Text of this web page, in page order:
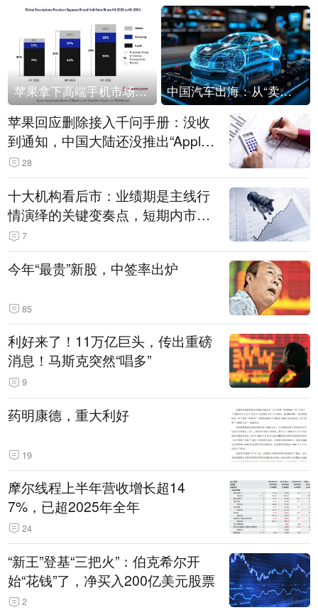
苹果拿下高端手机市场65%的份额：iPhone 17系列功不可没 中国汽车出海：从“卖出去”到“走进去”
苹果回应删除接入千问手册：没收
到通知，中国大陆还没推出“Apple
智能使用千问”功能
28
十大机构看后市：业绩期是主线行
情演绎的关键变奏点，短期内市场
或继续反弹，关注三条业绩主线
7
今年“最贵”新股，中签率出炉
85
利好来了！11万亿巨头，传出重磅
消息！马斯克突然“唱多”
9
药明康德，重大利好
19
摩尔线程上半年营收增长超14
7%，已超2025年全年
24
“新王”登基“三把火”：伯克希尔开
始“花钱”了，净买入200亿美元股票
2